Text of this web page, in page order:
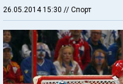
26.05.2014 15:30 // Спорт